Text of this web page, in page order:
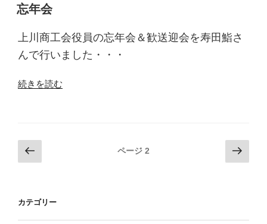
も”
稿
日:
忘年会
上川商工会役員の忘年会＆歓送迎会を寿田鮨さ
んで行いました・・・
“忘
続きを読む
投
稿
ビ
の
ジ
ページ 2
次
の
カテゴリー